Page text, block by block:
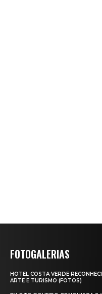
FOTOGALERIAS
HOTEL COSTA VERDE
ARTE E TURISMO (FOTOS)